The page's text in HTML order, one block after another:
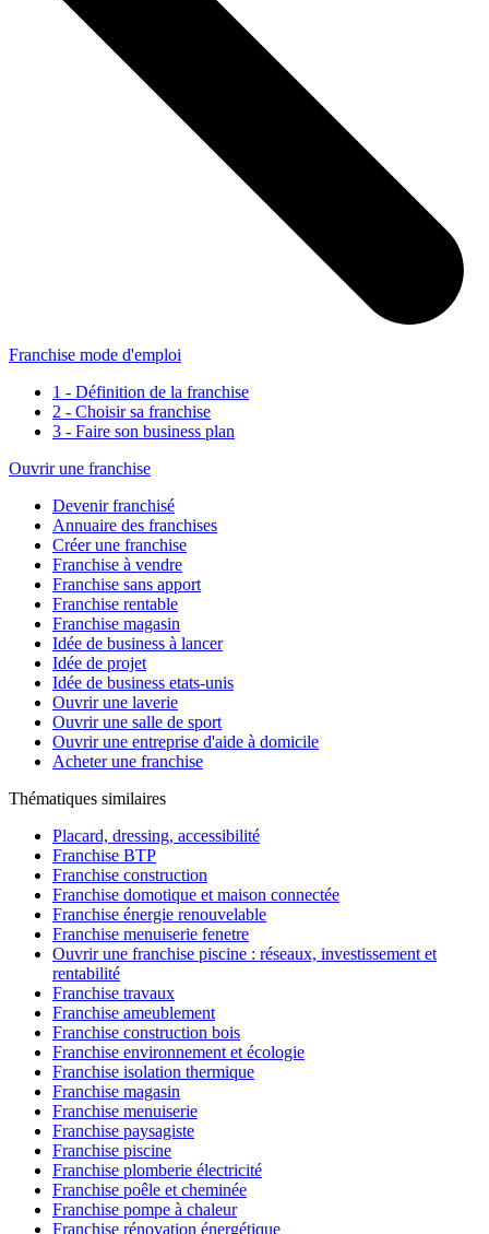
Franchise mode d'emploi
1 - Définition de la franchise
2 - Choisir sa franchise
3 - Faire son business plan
Ouvrir une franchise
Devenir franchisé
Annuaire des franchises
Créer une franchise
Franchise à vendre
Franchise sans apport
Franchise rentable
Franchise magasin
Idée de business à lancer
Idée de projet
Idée de business etats-unis
Ouvrir une laverie
Ouvrir une salle de sport
Ouvrir une entreprise d'aide à domicile
Acheter une franchise
Thématiques similaires
Placard, dressing, accessibilité
Franchise BTP
Franchise construction
Franchise domotique et maison connectée
Franchise énergie renouvelable
Franchise menuiserie fenetre
Ouvrir une franchise piscine : réseaux, investissement et
rentabilité
Franchise travaux
Franchise ameublement
Franchise construction bois
Franchise environnement et écologie
Franchise isolation thermique
Franchise magasin
Franchise menuiserie
Franchise paysagiste
Franchise piscine
Franchise plomberie électricité
Franchise poêle et cheminée
Franchise pompe à chaleur
Franchise rénovation énergétique